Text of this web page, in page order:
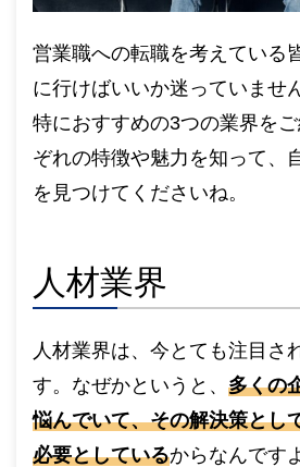
営業職への転職を考えている
に行けばいいか迷っていませ
特におすすめの3つの業界を
ぞれの特徴や魅力を知って、
を見つけてくださいね。
人材業界
人材業界は、今とても注目さ
す。なぜかというと、 多くの
悩んでいて、その解決策とし
必要としているからなんです